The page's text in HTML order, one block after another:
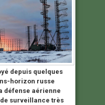
depuis quelques
horizon russe
défense aérienne
surveillance très